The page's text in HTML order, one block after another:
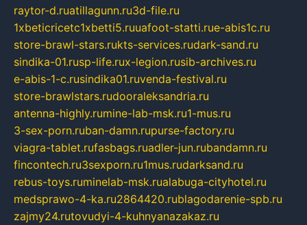
raytor-d.ruatillagunn.ru3d-file.ru
1xbeticricetc1xbetti5.ruuafoot-statti.rue-abis1c.ru
store-brawl-stars.rukts-services.rudark-sand.ru
sindika-01.rusp-life.rux-legion.rusib-archives.ru
e-abis-1-c.rusindika01.ruvenda-festival.ru
store-brawlstars.rudooraleksandria.ru
antenna-highly.rumine-lab-msk.ru1-mus.ru
3-sex-porn.ruban-damn.rupurse-factory.ru
viagra-tablet.rufasbags.ruadler-jun.rubandamn.ru
fincontech.ru3sexporn.ru1mus.rudarksand.ru
rebus-toys.ruminelab-msk.rualabuga-cityhotel.ru
medsprawo-4-ka.ru2864420.rublagodarenie-spb.ru
zajmy24.rutovudyi-4-kuhnyanazakaz.ru